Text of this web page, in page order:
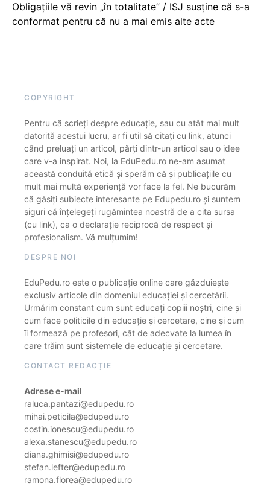
Obligațiile vă revin „în totalitate” / ISJ susține că s-a
conformat pentru că nu a mai emis alte acte
COPYRIGHT
Pentru că scrieți despre educație, sau cu atât mai mult
datorită acestui lucru, ar fi util să citați cu link, atunci
când preluați un articol, părți dintr-un articol sau o idee
care v-a inspirat. Noi, la EduPedu.ro ne-am asumat
această conduită etică și sperăm că și publicațiile cu
mult mai multă experiență vor face la fel. Ne bucurăm
că găsiți subiecte interesante pe Edupedu.ro și suntem
siguri că înțelegeți rugămintea noastră de a cita sursa
(cu link), ca o declarație reciprocă de respect și
profesionalism. Vă mulțumim!
DESPRE NOI
EduPedu.ro este o publicație online care găzduiește
exclusiv articole din domeniul educației și cercetării.
Urmărim constant cum sunt educați copiii noștri, cine și
cum face politicile din educație și cercetare, cine și cum
îi formează pe profesori, cât de adecvate la lumea în
care trăim sunt sistemele de educație și cercetare.
CONTACT REDACȚIE
Adrese e-mail
raluca.pantazi@edupedu.ro
mihai.peticila@edupedu.ro
costin.ionescu@edupedu.ro
alexa.stanescu@edupedu.ro
diana.ghimisi@edupedu.ro
stefan.lefter@edupedu.ro
ramona.florea@edupedu.ro